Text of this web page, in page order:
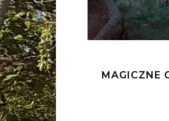
MAGICZNE